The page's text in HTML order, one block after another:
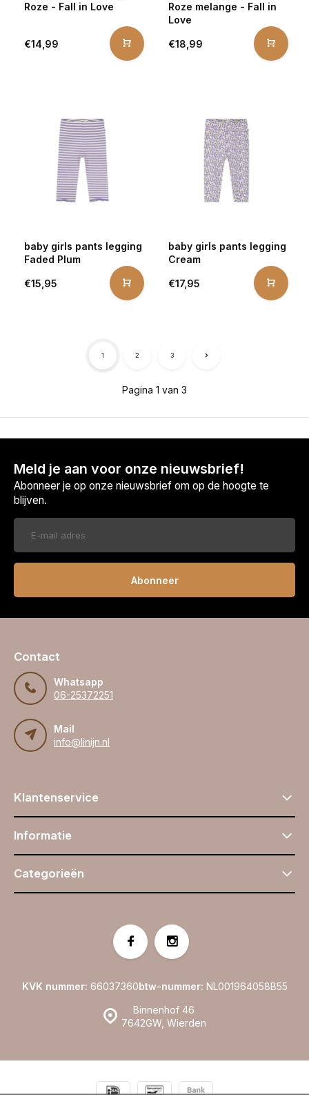
Roze - Fall in Love
€14,99
Roze melange - Fall in
Love
€18,99
baby girls pants legging
Faded Plum
€15,95
baby girls pants legging
Cream
€17,95
Pagina 1 van 3
1 2 3
Meld je aan voor onze nieuwsbrief!
Abonneer je op onze nieuwsbrief om op de hoogte te
blijven.
Abonneer
Contact
Whatsapp
06-25372251
Mail
info@linijn.nl
Klantenservice
Informatie
Categorieën
Binnenhof 46
7642GW, Wierden
KVK nummer: 66037360btw-nummer: NL001964058B55